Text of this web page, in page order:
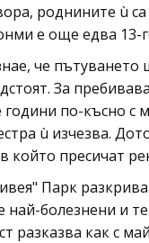
роднините ù
е още едва 13-
че
За
по-късно с
ù изчезва.
който пресичат
Парк
най-болезнени и
разказва как с